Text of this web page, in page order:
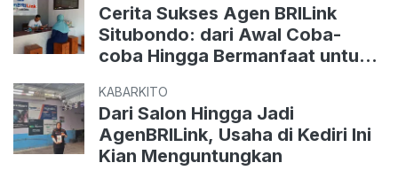
Cerita Sukses Agen BRILink
Situbondo: dari Awal Coba-
coba Hingga Bermanfaat untuk
KABARKITO
Dari Salon Hingga Jadi
AgenBRILink, Usaha di Kediri Ini
Kian Menguntungkan